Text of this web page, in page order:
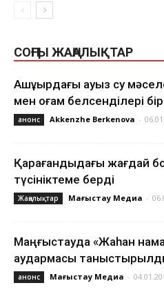
❅
❅
СОҢҒЫ ЖАҢАЛЫҚТАР
Ақшұқырдағы ауыз су
мен қоғам белсенділері
анонс Akkenzhe Berkenova -
Қарағандыдағы жағдай
түсініктеме берді
Жаңалықтар Маңғыстау Медиа -
Маңғыстауда «Жаһан
аудармасы
анонс Маңғыстау Медиа -